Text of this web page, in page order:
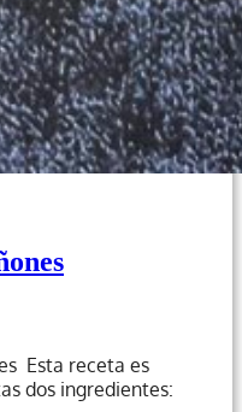
Esta receta es
dos ingredientes: